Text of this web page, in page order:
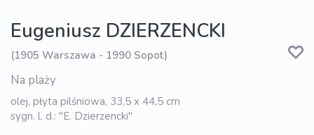
Eugeniusz DZIERZENCKI
(1905 Warszawa - 1990 Sopot)
Na plaży
olej, płyta pilśniowa, 33,5 x 44,5 cm
sygn. l. d.: "E. Dzierzencki"